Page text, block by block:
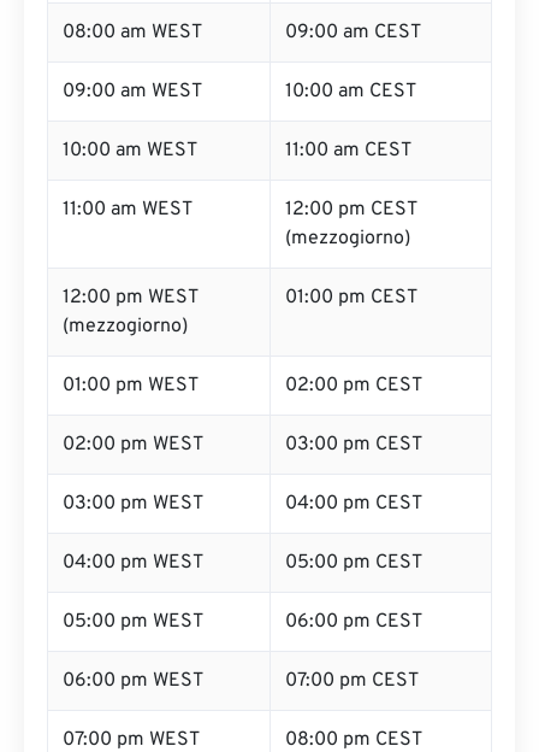
08:00 am WEST 09:00 am CEST
09:00 am WEST 10:00 am CEST
10:00 am WEST 11:00 am CEST
11:00 am WEST
12:00 pm CEST
(mezzogiorno)
12:00 pm WEST
(mezzogiorno)
01:00 pm CEST
01:00 pm WEST 02:00 pm CEST
02:00 pm WEST 03:00 pm CEST
03:00 pm WEST 04:00 pm CEST
04:00 pm WEST 05:00 pm CEST
05:00 pm WEST 06:00 pm CEST
06:00 pm WEST 07:00 pm CEST
07:00 pm WEST 08:00 pm CEST